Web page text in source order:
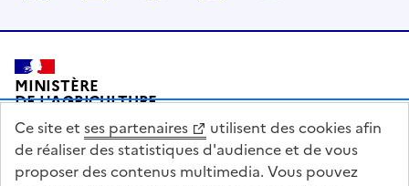
Pied de page
MINISTÈRE
DE L'AGRICULTURE
DE L'AGRO-ALIMENTAIRE
ET DE LA SOUVERAINETÉ
ALIMENTAIRE
Ce site et ses partenaires
utilisent des cookies afin
de réaliser des statistiques d'audience et de vous
proposer des contenus multimedia. Vous pouvez